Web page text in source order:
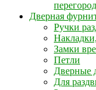
Дверная
Ручки
Замки
Петли
Дверные
Для